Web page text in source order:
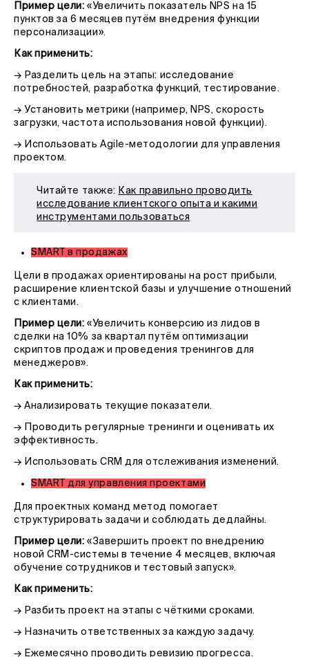
Пример цели: «Увеличить показатель NPS на 15
пунктов за 6 месяцев путём внедрения функции
персонализации».
Как применить:
→ Разделить цель на этапы: исследование
потребностей, разработка функций, тестирование.
→ Установить метрики (например, NPS, скорость
загрузки, частота использования новой функции).
→ Использовать Agile-методологии для управления
проектом.
Читайте также: Как правильно проводить
исследование клиентского опыта и какими
инструментами пользоваться
SMART в продажах
Цели в продажах ориентированы на рост прибыли,
расширение клиентской базы и улучшение отношений
с клиентами.
Пример цели: «Увеличить конверсию из лидов в
сделки на 10% за квартал путём оптимизации
скриптов продаж и проведения тренингов для
менеджеров».
Как применить:
→ Анализировать текущие показатели.
→ Проводить регулярные тренинги и оценивать их
эффективность.
→ Использовать CRM для отслеживания изменений.
SMART для управления проектами
Для проектных команд метод помогает
структурировать задачи и соблюдать дедлайны.
Пример цели: «Завершить проект по внедрению
новой CRM-системы в течение 4 месяцев, включая
обучение сотрудников и тестовый запуск».
Как применить:
→ Разбить проект на этапы с чёткими сроками.
→ Назначить ответственных за каждую задачу.
→ Ежемесячно проводить ревизию прогресса.